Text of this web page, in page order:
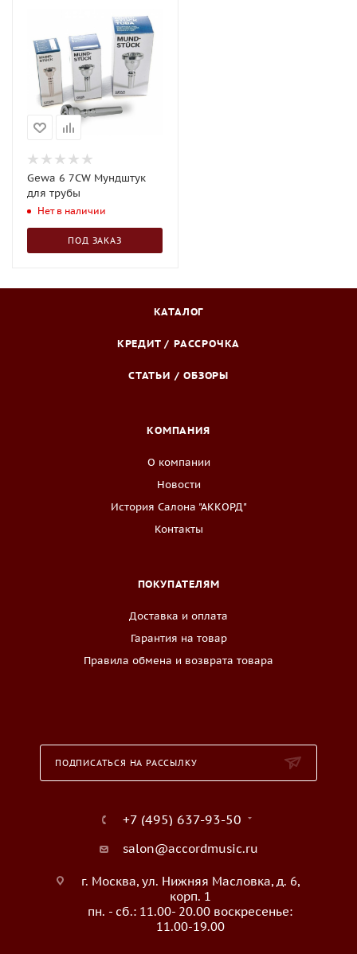
Gewa 6 7CW Мундштук
для трубы
Нет в наличии
ПОД ЗАКАЗ
КАТАЛОГ
КРЕДИТ / РАССРОЧКА
СТАТЬИ / ОБЗОРЫ
КОМПАНИЯ
О компании
Новости
История Салона "АККОРД"
Контакты
ПОКУПАТЕЛЯМ
Доставка и оплата
Гарантия на товар
Правила обмена и возврата товара
ПОДПИСАТЬСЯ НА РАССЫЛКУ
+7 (495) 637-93-50
salon@accordmusic.ru
г. Москва, ул. Нижняя Масловка, д. 6,
корп. 1
пн. - сб.: 11.00- 20.00 воскресенье:
11.00-19.00